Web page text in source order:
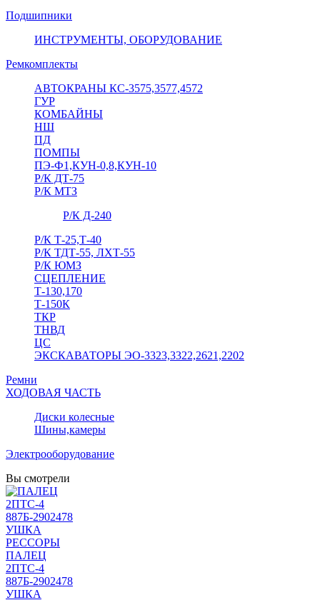
Подшипники
ИНСТРУМЕНТЫ, ОБОРУДОВАНИЕ
Ремкомплекты
АВТОКРАНЫ КС-3575,3577,4572
ГУР
КОМБАЙНЫ
НШ
ПД
ПОМПЫ
ПЭ-Ф1,КУН-0,8,КУН-10
Р/К ДТ-75
Р/К МТЗ
Р/К Д-240
Р/К Т-25,Т-40
Р/К ТДТ-55, ЛХТ-55
Р/К ЮМЗ
СЦЕПЛЕНИЕ
Т-130,170
Т-150К
ТКР
ТНВД
ЦС
ЭКСКАВАТОРЫ ЭО-3323,3322,2621,2202
Ремни
ХОДОВАЯ ЧАСТЬ
Диски колесные
Шины,камеры
Электрооборудование
Вы смотрели
ПАЛЕЦ
2ПТС-4
887Б-2902478
УШКА